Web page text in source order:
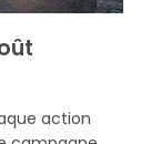
action